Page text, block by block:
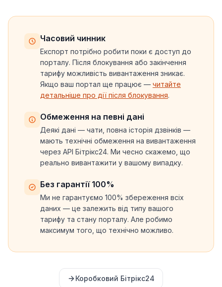
Часовий чинник
Експорт потрібно робити поки є доступ до
порталу. Після блокування або закінчення
тарифу можливість вивантаження зникає.
Якщо ваш портал ще працює — читайте
детальніше про дії після блокування.
Обмеження на певні дані
Деякі дані — чати, повна історія дзвінків —
мають технічні обмеження на вивантаження
через API Бітрікс24. Ми чесно скажемо, що
реально вивантажити у вашому випадку.
Без гарантії 100%
Ми не гарантуємо 100% збереження всіх
даних — це залежить від типу вашого
тарифу та стану порталу. Але робимо
максимум того, що технічно можливо.
Коробковий Бітрікс24